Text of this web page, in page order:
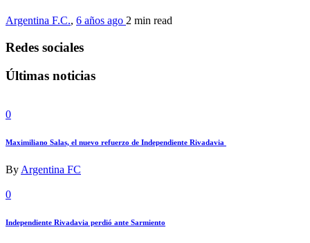
Argentina F.C., 6 años ago 2 min read
Redes sociales
Últimas noticias
0
Maximiliano Salas, el nuevo refuerzo de Independiente Rivadavia
By Argentina FC
0
Independiente Rivadavia perdió ante Sarmiento